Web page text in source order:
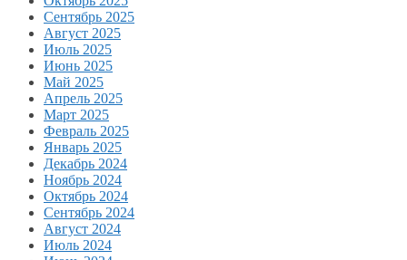
Сентябрь 2025
Август 2025
Июль 2025
Июнь 2025
Май 2025
Апрель 2025
Март 2025
Февраль 2025
Январь 2025
Декабрь 2024
Ноябрь 2024
Октябрь 2024
Сентябрь 2024
Август 2024
Июль 2024